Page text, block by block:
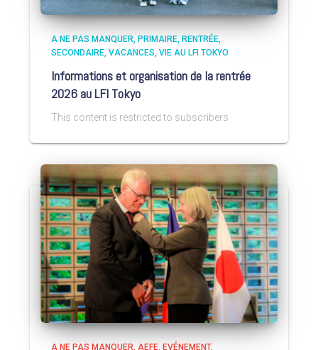
A NE PAS MANQUER PRIMAIRE RENTRÉE
SECONDAIRE VACANCES VIE AU LFI TOKYO
Informations et organisation de la rentrée
2026 au LFI Tokyo
This content is restricted to subscribers
A NE PAS MANQUER AEFE EVÉNEMENT